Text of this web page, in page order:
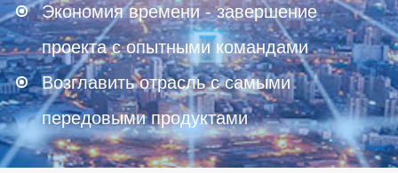
Экономия времени - завершение
проекта с опытными командами
Возглавить отрасль с самыми
передовыми продуктами